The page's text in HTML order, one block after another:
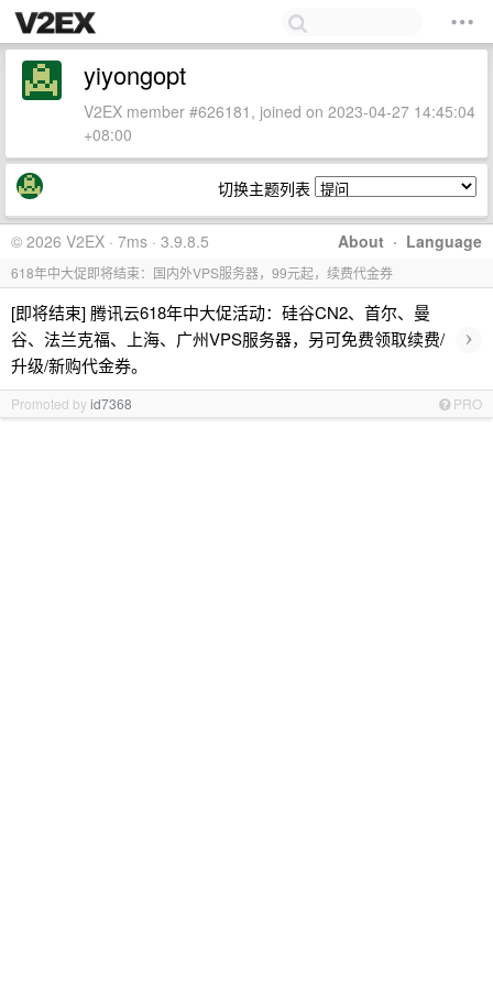
yiyongopt
V2EX member #626181, joined on 2023-04-27 14:45:04
+08:00
切换主题列表
About · Language
© 2026 V2EX · 7ms · 3.9.8.5
618年中大促即将结束：国内外VPS服务器，99元起，续费代金券
[即将结束] 腾讯云618年中大促活动：硅谷CN2、首尔、曼
谷、法兰克福、上海、广州VPS服务器，另可免费领取续费/
升级/新购代金券。
›
Promoted byid7368 PRO